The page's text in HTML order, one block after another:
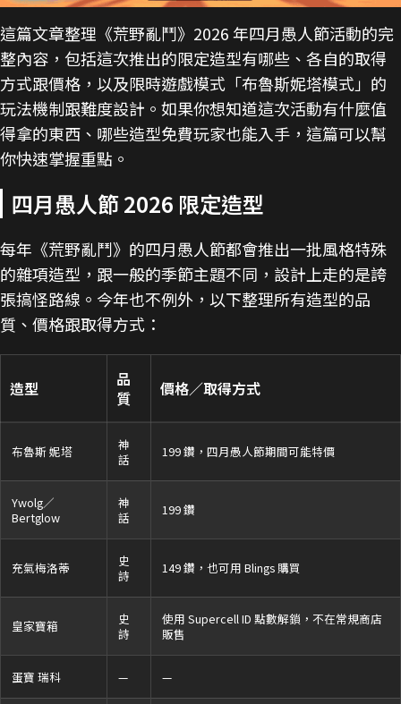
這篇文章整理《荒野亂鬥》2026 年四月愚人節活動的完
整內容，包括這次推出的限定造型有哪些、各自的取得
方式跟價格，以及限時遊戲模式「布魯斯妮塔模式」的
玩法機制跟難度設計。如果你想知道這次活動有什麼值
得拿的東西、哪些造型免費玩家也能入手，這篇可以幫
你快速掌握重點。
四月愚人節 2026 限定造型
每年《荒野亂鬥》的四月愚人節都會推出一批風格特殊
的雜項造型，跟一般的季節主題不同，設計上走的是誇
張搞怪路線。今年也不例外，以下整理所有造型的品
質、價格跟取得方式：
造型
品
質
價格／取得方式
布魯斯 妮塔
神
話
199 鑽，四月愚人節期間可能特價
Ywolg／
Bertglow
神
話
199 鑽
充氣梅洛蒂
史
詩
149 鑽，也可用 Blings 購買
皇家寶箱
史
詩
使用 Supercell ID 點數解鎖，不在常規商店
販售
蛋寶 瑞科 — —